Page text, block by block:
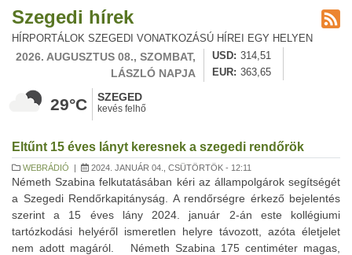
Szegedi hírek
HÍRPORTÁLOK SZEGEDI VONATKOZÁSÚ HÍREI EGY HELYEN
2026. AUGUSZTUS 08., SZOMBAT,
LÁSZLÓ NAPJA
USD
314,51
EUR
363,65
29°C SZEGED
kevés felhő
Eltűnt 15 éves lányt keresnek a szegedi rendőrök
WEBRÁDIÓ | 2024. JANUÁR 04., CSÜTÖRTÖK - 12:11
Németh Szabina felkutatásában kéri az állampolgárok segítségét
a Szegedi Rendőrkapitányság. A rendőrségre érkező bejelentés
szerint a 15 éves lány 2024. január 2-án este kollégiumi
tartózkodási helyéről ismeretlen helyre távozott, azóta életjelet
nem adott magáról. Németh Szabina 175 centiméter magas,